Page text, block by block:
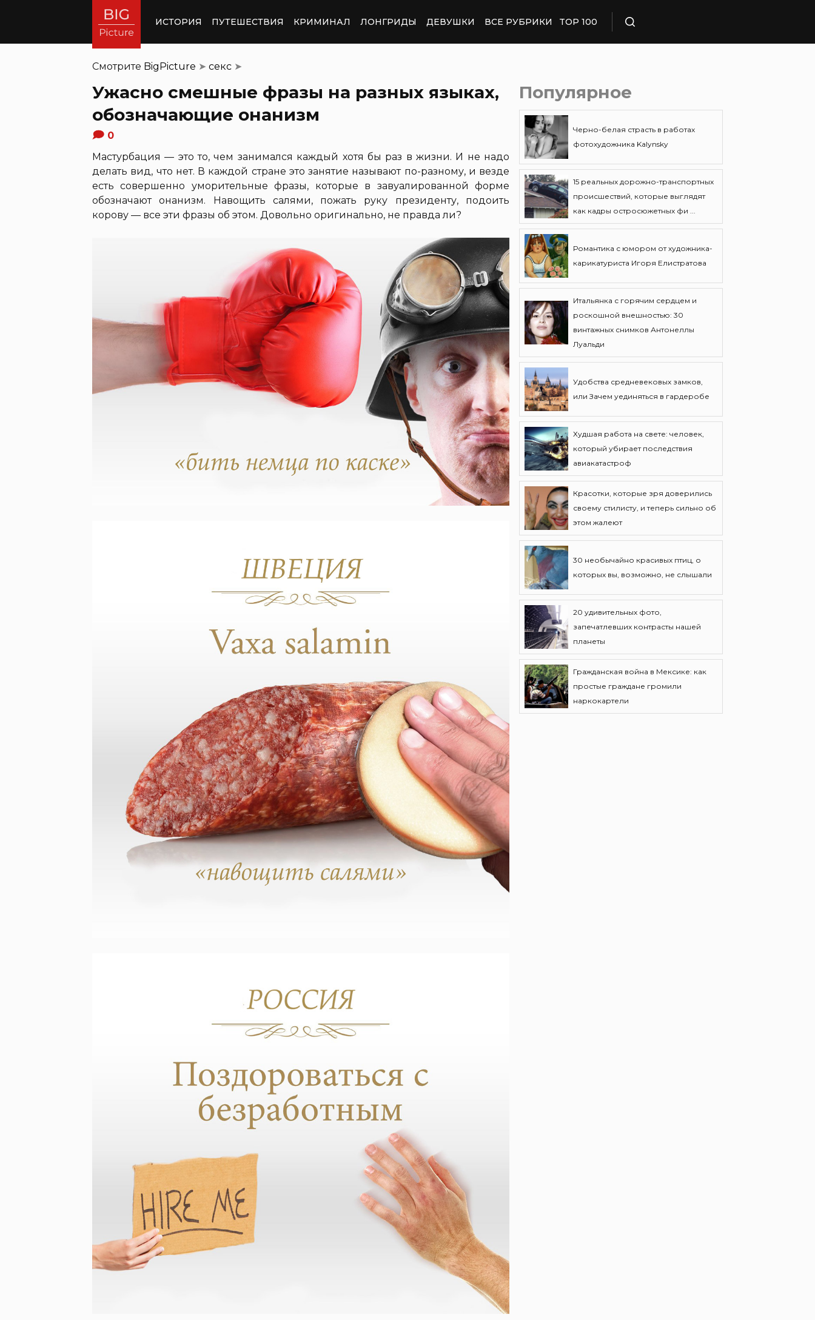
ИСТОРИЯ ПУТЕШЕСТВИЯ КРИМИНАЛ ЛОНГРИДЫ ДЕВУШКИ ВСЕ РУБРИКИ TOP 100
Смотрите BigPicture ➤ секс ➤
Ужасно смешные фразы на разных языках,
обозначающие онанизм
0
Мастурбация — это то, чем занимался каждый хотя бы раз в жизни. И не надо
делать вид, что нет. В каждой стране это занятие называют по-разному, и везде
есть совершенно уморительные фразы, которые в завуалированной форме
обозначают онанизм. Навощить салями, пожать руку президенту, подоить
корову — все эти фразы об этом. Довольно оригинально, не правда ли?
Популярное
Черно-белая страсть в работах
фотохудожника Kalynsky
15 реальных дорожно-транспортных
происшествий, которые выглядят
как кадры остросюжетных фи ...
Романтика с юмором от художника-
карикатуриста Игоря Елистратова
Итальянка с горячим сердцем и
роскошной внешностью: 30
винтажных снимков Антонеллы
Луальди
Удобства средневековых замков,
или Зачем уединяться в гардеробе
Худшая работа на свете: человек,
который убирает последствия
авиакатастроф
Красотки, которые зря доверились
своему стилисту, и теперь сильно об
этом жалеют
30 необычайно красивых птиц, о
которых вы, возможно, не слышали
20 удивительных фото,
запечатлевших контрасты нашей
планеты
Гражданская война в Мексике: как
простые граждане громили
наркокартели